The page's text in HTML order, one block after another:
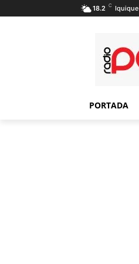
18.2 C Iquique
PORTADA